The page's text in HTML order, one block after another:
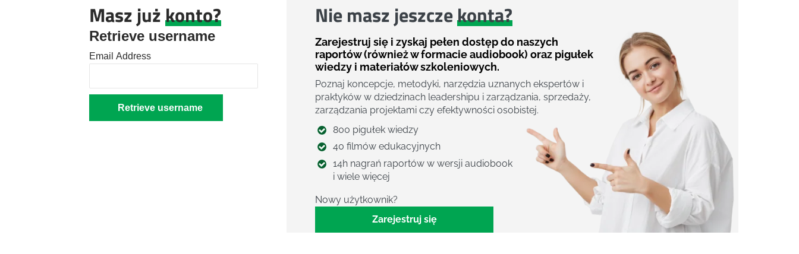
Masz jużkonto?
Retrieve username
Email Address
Nie masz jeszczekonta?
Zarejestruj się i zyskaj pełen dostęp do naszych
raportów (również w formacie audiobook) oraz pigułek
wiedzy i materiałów szkoleniowych.
Poznaj koncepcje, metodyki, narzędzia uznanych ekspertów i
praktyków w dziedzinach leadershipu i zarządzania, sprzedaży,
zarządzania projektami czy efektywności osobistej.
800 pigułek wiedzy
40 filmów edukacyjnych
14h nagrań raportów w wersji audiobook
i wiele więcej
Nowy użytkownik?
Zarejestruj się